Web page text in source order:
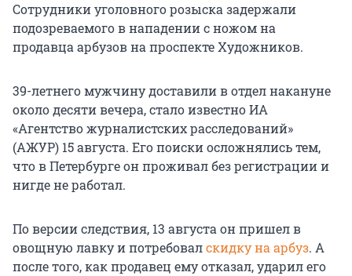
Сотрудники уголовного розыска задержали
подозреваемого в нападении с ножом на
продавца арбузов на проспекте Художников.
39-летнего мужчину доставили в отдел накануне
около десяти вечера, стало известно ИА
«Агентство журналистских расследований»
(АЖУР) 15 августа. Его поиски осложнялись тем,
что в Петербурге он проживал без регистрации и
нигде не работал.
По версии следствия, 13 августа он пришел в
овощную лавку и потребовалскидку на арбуз. А
после того, как продавец ему отказал, ударил его